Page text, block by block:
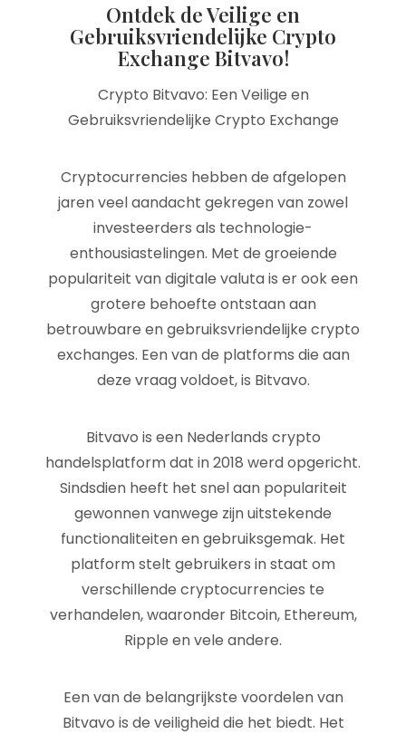
Ontdek de Veilige en
Gebruiksvriendelijke Crypto
Exchange Bitvavo!
Crypto Bitvavo: Een Veilige en
Gebruiksvriendelijke Crypto Exchange
Cryptocurrencies hebben de afgelopen
jaren veel aandacht gekregen van zowel
investeerders als technologie-
enthousiastelingen. Met de groeiende
populariteit van digitale valuta is er ook een
grotere behoefte ontstaan aan
betrouwbare en gebruiksvriendelijke crypto
exchanges. Een van de platforms die aan
deze vraag voldoet, is Bitvavo.
Bitvavo is een Nederlands crypto
handelsplatform dat in 2018 werd opgericht.
Sindsdien heeft het snel aan populariteit
gewonnen vanwege zijn uitstekende
functionaliteiten en gebruiksgemak. Het
platform stelt gebruikers in staat om
verschillende cryptocurrencies te
verhandelen, waaronder Bitcoin, Ethereum,
Ripple en vele andere.
Een van de belangrijkste voordelen van
Bitvavo is de veiligheid die het biedt. Het